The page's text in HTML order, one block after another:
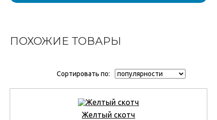
ПОХОЖИЕ ТОВАРЫ
Сортировать по:
Желтый скотч